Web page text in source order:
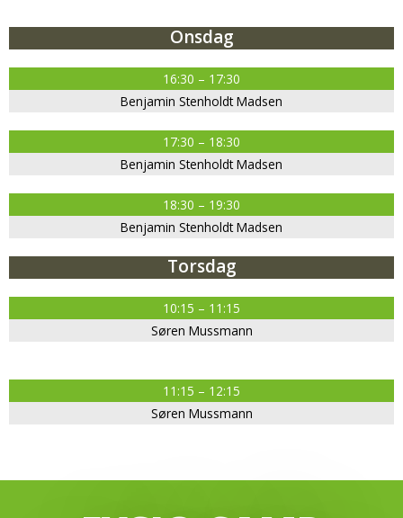
Onsdag
16:30 – 17:30
Benjamin Stenholdt Madsen
17:30 – 18:30
Benjamin Stenholdt Madsen
18:30 – 19:30
Benjamin Stenholdt Madsen
Torsdag
10:15 – 11:15
Søren Mussmann
11:15 – 12:15
Søren Mussmann